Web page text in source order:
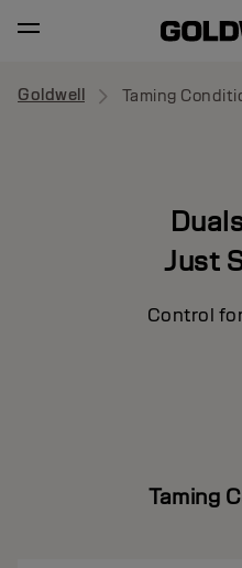
Goldwell Taming
Just
Control
Taming